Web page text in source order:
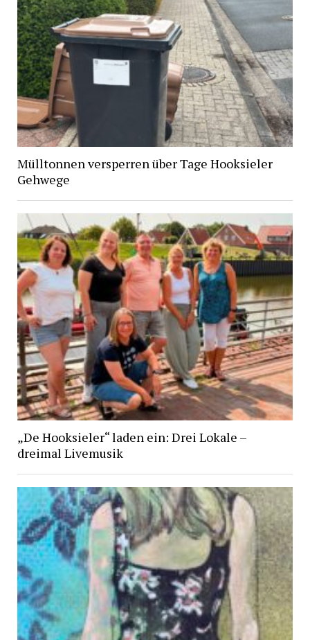
Mülltonnen versperren über Tage Hooksieler
Gehwege
„De Hooksieler“ laden ein: Drei Lokale –
dreimal Livemusik